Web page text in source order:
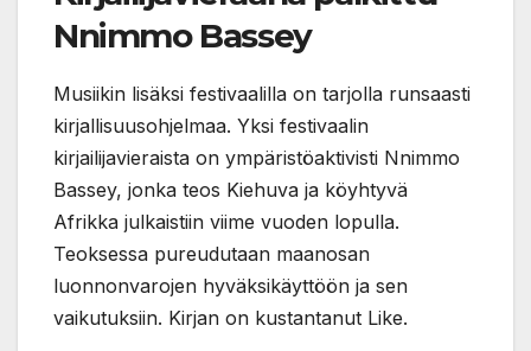
Nnimmo Bassey
Musiikin lisäksi festivaalilla on tarjolla runsaasti
kirjallisuusohjelmaa. Yksi festivaalin
kirjailijavieraista on ympäristöaktivisti Nnimmo
Bassey, jonka teos Kiehuva ja köyhtyvä
Afrikka julkaistiin viime vuoden lopulla.
Teoksessa pureudutaan maanosan
luonnonvarojen hyväksikäyttöön ja sen
vaikutuksiin. Kirjan on kustantanut Like.